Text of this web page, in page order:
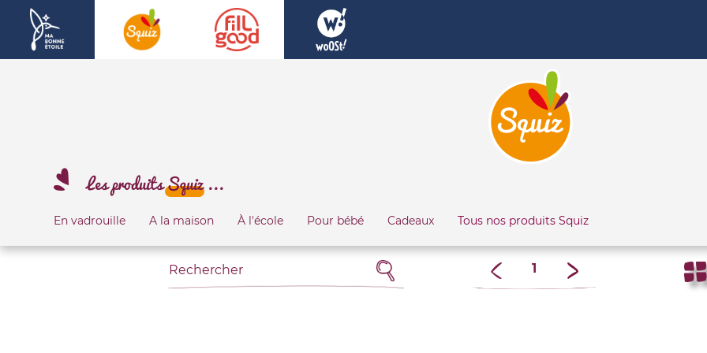
Les produitsSquiz...
En vadrouille A la maison À l'école Pour bébé Cadeaux Tous nos produits Squiz
1